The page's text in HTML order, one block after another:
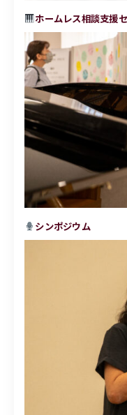
ホームレス相談支援
シンポジウム